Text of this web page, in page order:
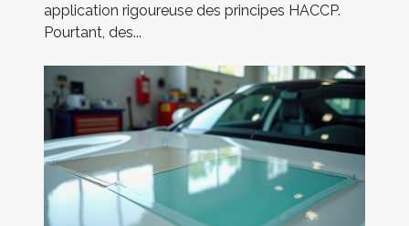
application rigoureuse des principes HACCP.
Pourtant, des...